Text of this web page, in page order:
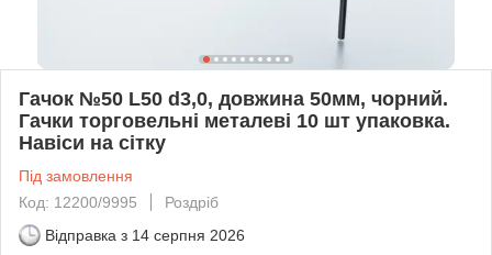
Гачок №50 L50 d3,0, довжина 50мм, чорний.
Гачки торговельні металеві 10 шт упаковка.
Навіси на сітку
Під замовлення
Код: 12200/9995
Роздріб
Відправка з 14 серпня 2026